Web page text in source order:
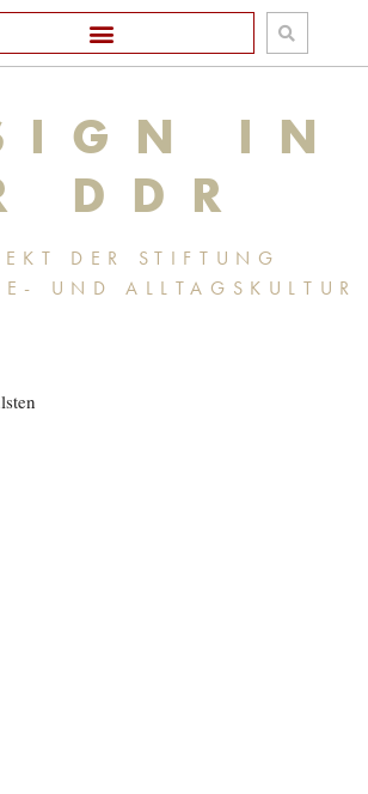
IN
DDR
DER STIFTUNG
UND ALLTAGSKULTUR